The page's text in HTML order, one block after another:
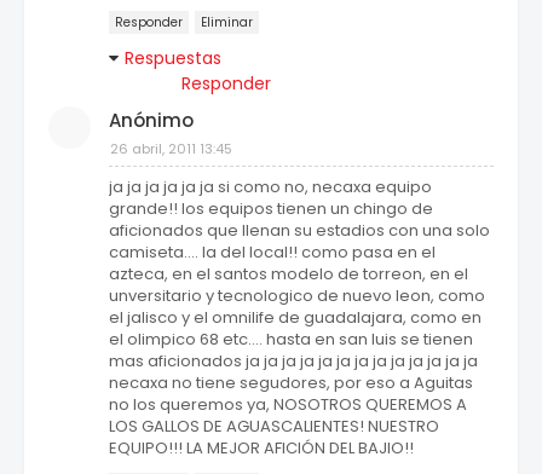
Responder Eliminar
Respuestas
Responder
Anónimo
26 abril, 2011 13:45
ja ja ja ja ja ja si como no, necaxa equipo
grande!! los equipos tienen un chingo de
aficionados que llenan su estadios con una solo
camiseta.... la del local!! como pasa en el
azteca, en el santos modelo de torreon, en el
unversitario y tecnologico de nuevo leon, como
el jalisco y el omnilife de guadalajara, como en
el olimpico 68 etc.... hasta en san luis se tienen
mas aficionados ja ja ja ja ja ja ja ja ja ja ja ja ja
necaxa no tiene segudores, por eso a Aguitas
no los queremos ya, NOSOTROS QUEREMOS A
LOS GALLOS DE AGUASCALIENTES! NUESTRO
EQUIPO!!! LA MEJOR AFICIÓN DEL BAJIO!!